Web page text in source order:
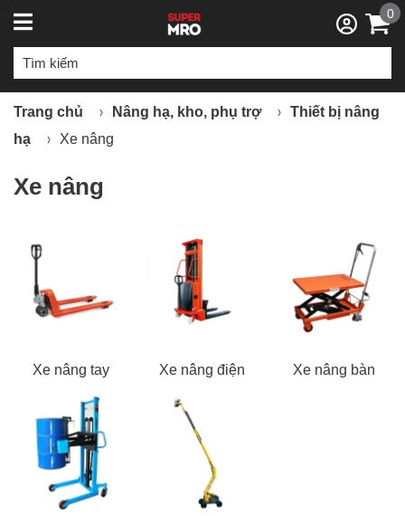
0
Trang chủ Nâng hạ, kho, phụ trợ
Thiết bị nâng
hạ
Xe nâng
Xe nâng
Xe nâng tay Xe nâng điện Xe nâng bàn